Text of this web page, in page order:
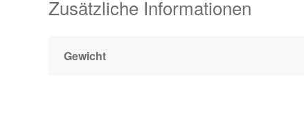
Zusätzliche Informationen
Gewicht